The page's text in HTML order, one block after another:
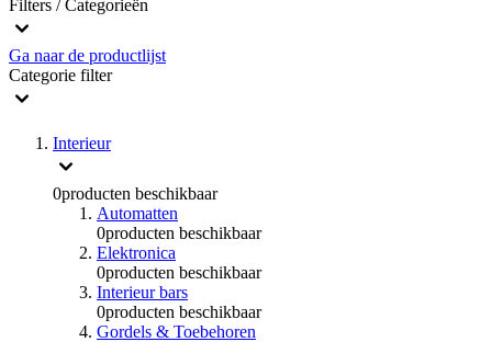
Filters / Categorieën
Ga naar de productlijst
Categorie filter
Interieur
0producten beschikbaar
Automatten
0producten beschikbaar
Elektronica
0producten beschikbaar
Interieur bars
0producten beschikbaar
Gordels & Toebehoren